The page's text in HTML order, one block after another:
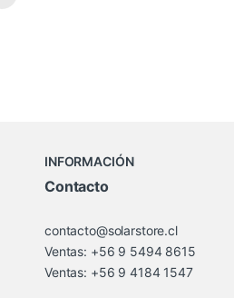
INFORMACIÓN
Contacto
contacto@solarstore.cl
Ventas: +56 9 5494 8615
Ventas: +56 9 4184 1547